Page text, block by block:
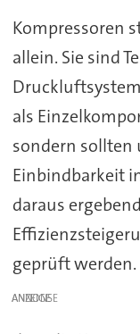
Kompressoren
allein. Sie sind
als
sondern
Einbindbarkeit
daraus
geprüft werden.
ANZEIGE